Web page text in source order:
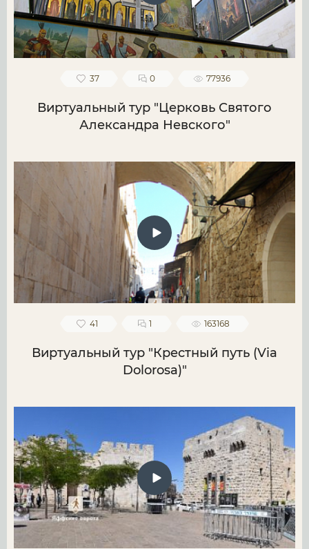
37 0 77936
Виртуальный тур "Церковь Святого
Александра Невского"
41 1 163168
Виртуальный тур "Крестный путь (Via
Dolorosa)"